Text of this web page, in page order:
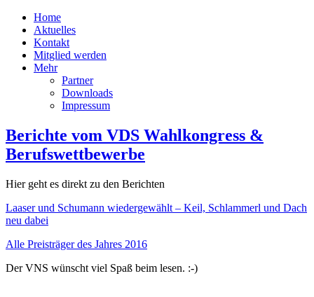
Home
Aktuelles
Kontakt
Mitglied werden
Mehr
Partner
Downloads
Impressum
Berichte vom VDS Wahlkongress &
Berufswettbewerbe
Hier geht es direkt zu den Berichten
Laaser und Schumann wiedergewählt – Keil, Schlammerl und Dach
neu dabei
Alle Preisträger des Jahres 2016
Der VNS wünscht viel Spaß beim lesen. :-)